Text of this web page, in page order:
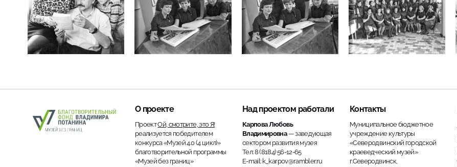
О проекте
ПроектОй, смотрите, это Я!
реализуется победителем
конкурса «Музей 4.0 (4 цикл)»
благотворительной программы
«Музей без границ»
Над проектом работали
Карпова Любовь
Владимировна— заведующая
сектором развития музея
Тел: 8 (8184) 56-12-65
E-mail: k_karpov@rambler.ru
Контакты
Муниципальное бюджетное
учреждение культуры
«Северодвинский городской
краеведческий музей»
г.Северодвинск,